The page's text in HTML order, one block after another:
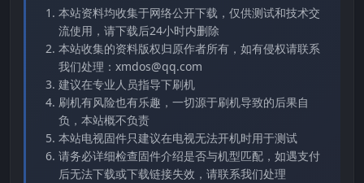
本站资料均收集于网络公开下载，仅供测试和技术交
流使用，请下载后24小时内删除
本站收集的资料版权归原作者所有，如有侵权请联系
我们处理：xmdos@qq.com
建议在专业人员指导下刷机
刷机有风险也有乐趣，一切源于刷机导致的后果自
负，本站概不负责
本站电视固件只建议在电视无法开机时用于测试
请务必详细检查固件介绍是否与机型匹配，如遇支付
后无法下载或下载链接失效，请联系我们处理